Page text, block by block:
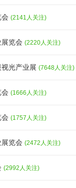
(2141人关注)
览会 (2220人关注)
光产业展 (7648人关注)
(1666人关注)
(1757人关注)
览会 (2472人关注)
(2992人关注)